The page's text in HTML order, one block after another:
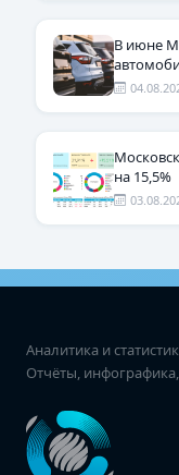
В июне
на 15,5%
Аналитика и
Отчёты,